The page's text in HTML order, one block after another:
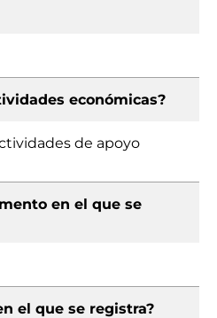
económicas?
de apoyo
en el que se
el que se registra?